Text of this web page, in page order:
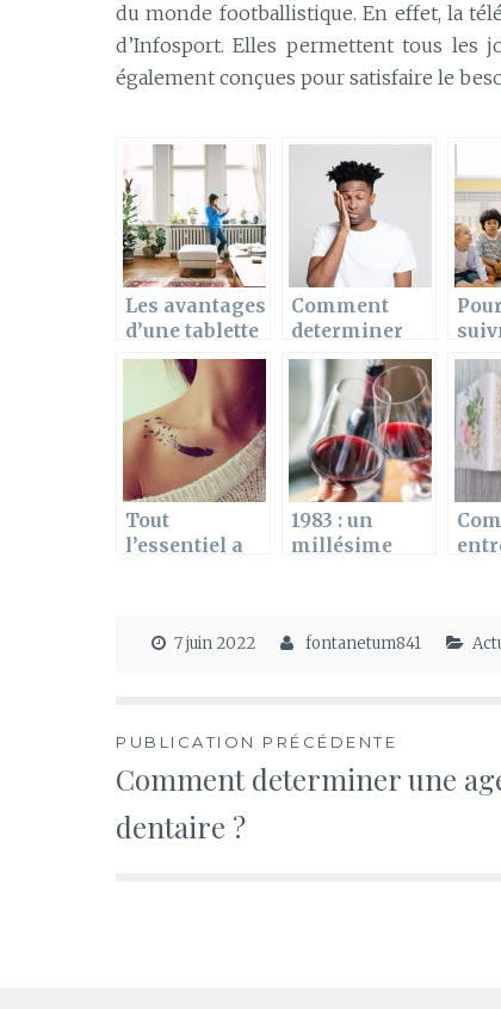
du monde footballistique. En effet, la
d’Infosport. Elles permettent tous les
également conçues pour satisfaire le
Les avantages
d’une tablette
de radiateur et
ses criteres de
choix
Comment
determiner
une agence
dentaire ?
des
Tout
l’essentiel a
clavicule pour
1983 : un
millésime
7 juin 2022 fontanetum841
Navigation
de
PUBLICATION PRÉCÉDENTE
Comment determiner une
dentaire ?